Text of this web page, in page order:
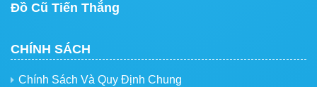
Đồ Cũ Tiến Thắng
CHÍNH SÁCH
Chính Sách Và Quy Định Chung